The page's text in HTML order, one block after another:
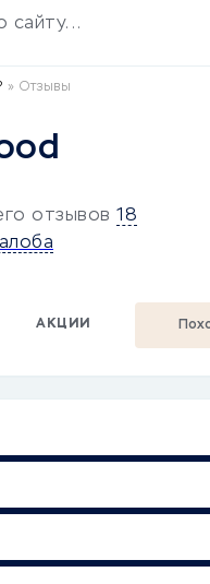
сайту...
» Отзывы
отзывов 18
АКЦИИ